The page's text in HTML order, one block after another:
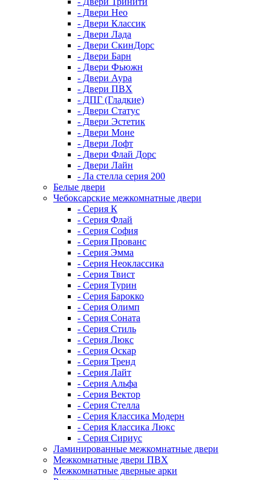
- Двери Нео
- Двери Классик
- Двери Лада
- Двери СкинДорс
- Двери Барн
- Двери Фьюжн
- Двери Аура
- Двери ПВХ
- ДПГ (Гладкие)
- Двери Статус
- Двери Эстетик
- Двери Моне
- Двери Лофт
- Двери Флай Дорс
- Двери Лайн
- Ла стелла серия 200
Белые двери
Чебоксарские межкомнатные двери
- Серия К
- Серия Флай
- Серия София
- Серия Прованс
- Серия Эмма
- Серия Неоклассика
- Серия Твист
- Серия Турин
- Серия Барокко
- Серия Олимп
- Серия Соната
- Серия Стиль
- Серия Люкс
- Серия Оскар
- Серия Тренд
- Серия Лайт
- Серия Альфа
- Серия Вектор
- Серия Стелла
- Серия Классика Модерн
- Серия Классика Люкс
- Серия Сириус
Ламинированные межкомнатные двери
Межкомнатные двери ПВХ
Межкомнатные дверные арки